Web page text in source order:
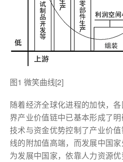
图1 微笑曲线[2]
随着经济全球化进程的加快，
界产业价值链中已基本形成了
技术与资金优势控制了产业价
线的附加值高端，而发展中国
为发展中国家，依靠人力资源